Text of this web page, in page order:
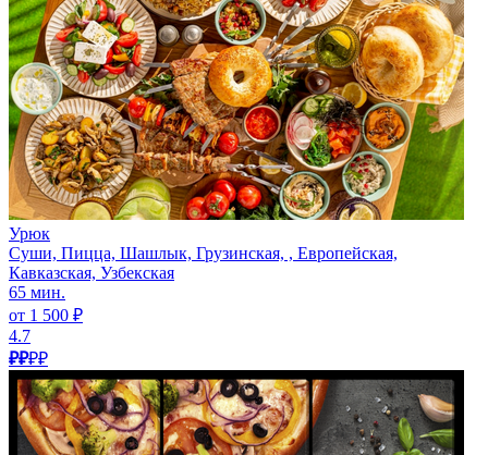
Урюк
Суши, Пицца, Шашлык, Грузинская, , Европейская,
Кавказская, Узбекская
65 мин.
от 1 500 ₽
4.7
₽₽₽₽